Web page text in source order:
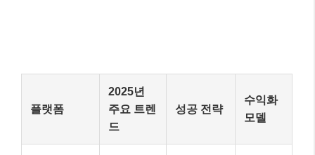
플랫폼
2025년
주요 트렌
드
성공 전략
수익화
모델